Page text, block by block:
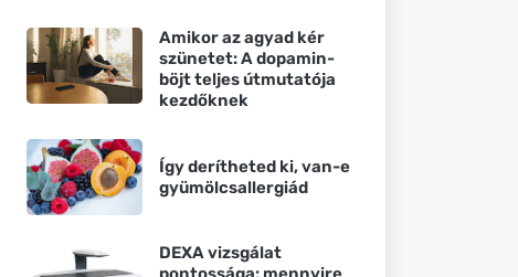
Amikor az agyad kér
szünetet: A dopamin-
böjt teljes útmutatója
kezdőknek
Így derítheted ki, van-e
gyümölcsallergiád
DEXA vizsgálat